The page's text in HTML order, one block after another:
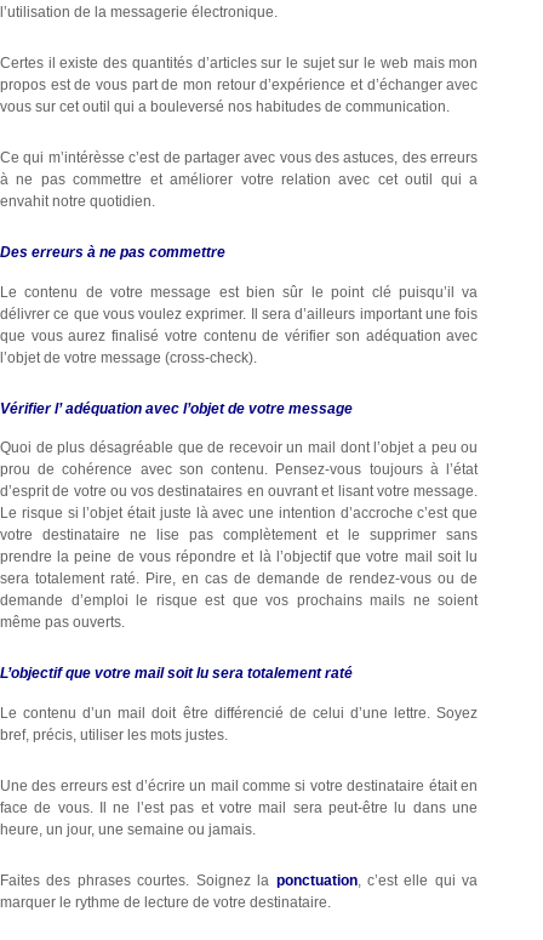
l’utilisation de la messagerie électronique.
Certes il existe des quantités d’articles sur le sujet sur le web mais mon
propos est de vous part de mon retour d’expérience et d’échanger avec
vous sur cet outil qui a bouleversé nos habitudes de communication.
Ce qui m’intérèsse c’est de partager avec vous des astuces, des erreurs
à ne pas commettre et améliorer votre relation avec cet outil qui a
envahit notre quotidien.
Des erreurs à ne pas commettre
Le contenu de votre message est bien sûr le point clé puisqu’il va
délivrer ce que vous voulez exprimer. Il sera d’ailleurs important une fois
que vous aurez finalisé votre contenu de vérifier son adéquation avec
l’objet de votre message (cross-check).
Vérifier l’ adéquation avec l’objet de votre message
Quoi de plus désagréable que de recevoir un mail dont l’objet a peu ou
prou de cohérence avec son contenu. Pensez-vous toujours à l’état
d’esprit de votre ou vos destinataires en ouvrant et lisant votre message.
Le risque si l’objet était juste là avec une intention d’accroche c’est que
votre destinataire ne lise pas complètement et le supprimer sans
prendre la peine de vous répondre et là l’objectif que votre mail soit lu
sera totalement raté. Pire, en cas de demande de rendez-vous ou de
demande d’emploi le risque est que vos prochains mails ne soient
même pas ouverts.
L’objectif que votre mail soit lu sera totalement raté
Le contenu d’un mail doit être différencié de celui d’une lettre. Soyez
bref, précis, utiliser les mots justes.
Une des erreurs est d’écrire un mail comme si votre destinataire était en
face de vous. Il ne l’est pas et votre mail sera peut-être lu dans une
heure, un jour, une semaine ou jamais.
Faites des phrases courtes. Soignez la ponctuation, c’est elle qui va
marquer le rythme de lecture de votre destinataire.